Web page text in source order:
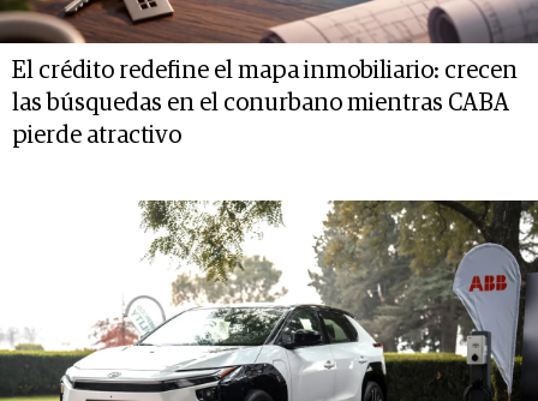
El crédito redefine el mapa inmobiliario: crecen
las búsquedas en el conurbano mientras CABA
pierde atractivo